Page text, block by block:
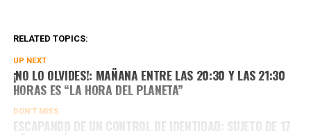
RELATED TOPICS:
UP NEXT
¡NO LO OLVIDES!: MAÑANA ENTRE LAS 20:30 Y LAS 21:30
HORAS ES “LA HORA DEL PLANETA”
DON'T MISS
ESCAPANDO DE UN CONTROL DE IDENTIDAD: SUJETO DE 17